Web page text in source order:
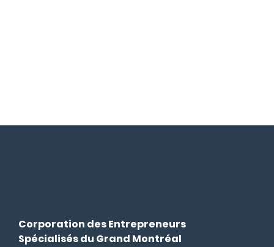
Corporation des Entrepreneurs
Spécialisés du Grand Montréal